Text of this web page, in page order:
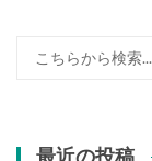
最近の投稿